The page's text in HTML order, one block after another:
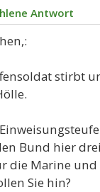
Antwort
stirbt
Bund hier
die Marine
Sie hin?